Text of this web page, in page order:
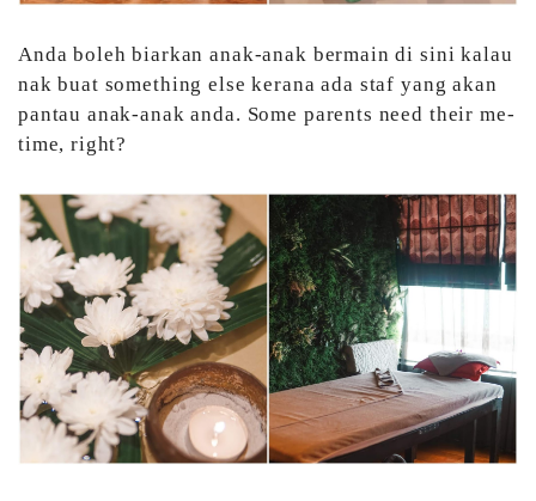
Anda boleh biarkan anak-anak bermain di sini kalau
nak buat something else kerana ada staf yang akan
pantau anak-anak anda. Some parents need their me-
time, right?